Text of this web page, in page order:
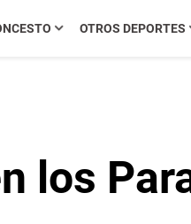
OTROS DEPORTES
los